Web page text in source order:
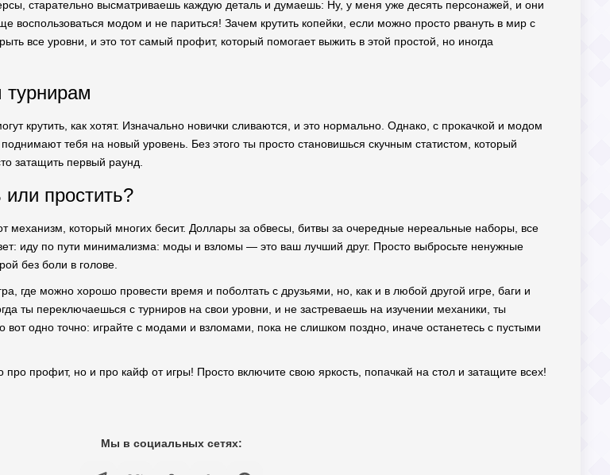
старательно высматриваешь каждую деталь и думаешь: Ну, у меня уже десять персонажей, и они
воспользоваться модом и не париться! Зачем крутить копейки, если можно просто рвануть в мир с
все уровни, и это тот самый профит, который помогает выжить в этой простой, но иногда
крутить, как хотят. Изначально новички сливаются, и это нормально. Однако, с прокачкой и модом
тебя на новый уровень. Без этого ты просто становишься скучным статистом, который
затащить первый раунд.
простить?
механизм, который многих бесит. Доллары за обвесы, битвы за очередные нереальные наборы, все
иду по пути минимализма: моды и взломы — это ваш лучший друг. Просто выбросьте ненужные
без боли в голове.
где можно хорошо провести время и поболтать с друзьями, но, как и в любой другой игре, баги и
ты переключаешься с турниров на свои уровни, и не застреваешь на изучении механики, ты
одно точно: играйте с модами и взломами, пока не слишком поздно, иначе останетесь с пустыми
про профит, но и про кайф от игры! Просто включите свою яркость, попачкай на стол и затащите всех!
Мы в социальных сетях: